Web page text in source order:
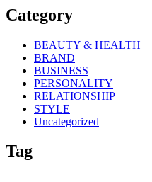
Category
BEAUTY & HEALTH
BRAND
BUSINESS
PERSONALITY
RELATIONSHIP
STYLE
Uncategorized
Tag